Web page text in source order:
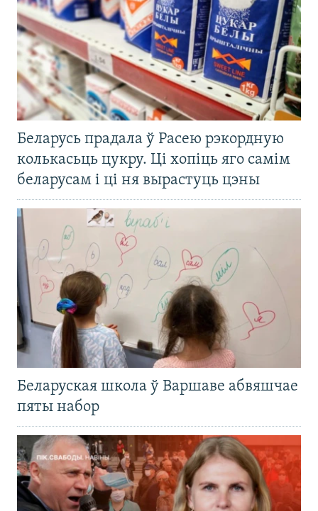
Беларусь прадала ў Расею рэкордную
колькасьць цукру. Ці хопіць яго самім
беларусам і ці ня вырастуць цэны
Беларуская школа ў Варшаве абвяшчае
пяты набор